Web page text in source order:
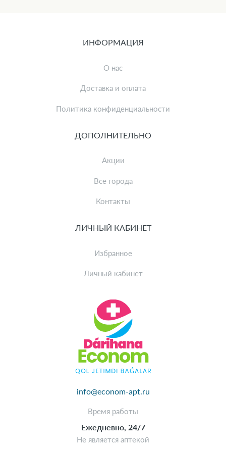
info@econom-apt.ru
Время работы
Ежедневно, 24/7
Не является аптекой
ИНФОРМАЦИЯ
О нас
Доставка и оплата
Политика конфиденциальности
ДОПОЛНИТЕЛЬНО
Акции
Все города
Контакты
ЛИЧНЫЙ КАБИНЕТ
Избранное
Личный кабинет